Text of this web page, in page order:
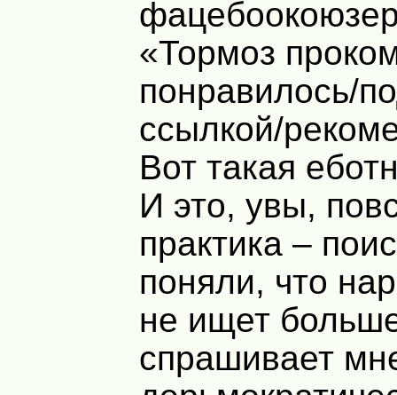
«Тормоз
понравилось/
ссылкой/
Вот такая
И это, увы,
практика –
поняли, что
не ищет
спрашивает